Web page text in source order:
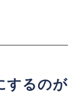
するのが